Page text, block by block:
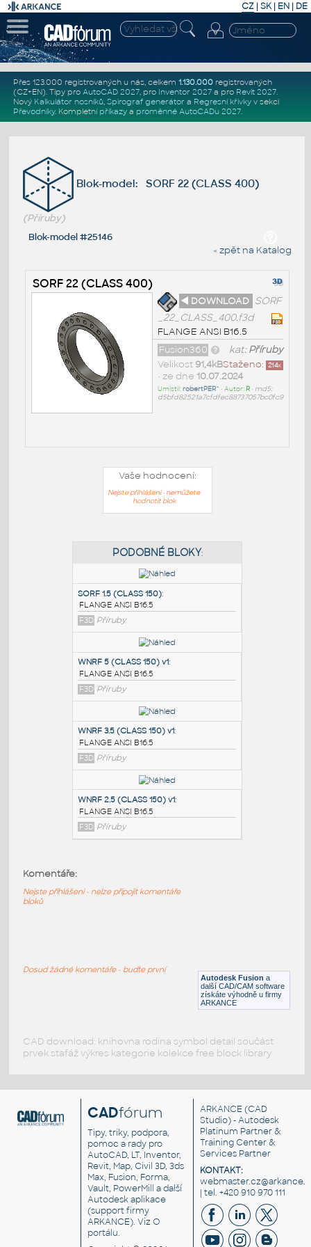
CZ | SK| EN | DE
Přes 123.000 registrovaných u nás, celkem 1.130.000registrovaných
(CZ+EN). Tipy pro AutoCAD 2027, pro Inventor 2027a pro Revit 2027.
Nový Kalkulátor nosníků, Spirograf generátor a Regresní křivkyv sekci
Převodníky. Kompletní příkazya proměnné AutoCADu 2027.
Blok-model: SORF 22 (CLASS 400)
(Příruby)
Blok-model #25146
« zpět na Katalog
SORF 22 (CLASS 400)
◄ DOWNLOAD SORF
_22_CLASS_400.f3d
FLANGE ANSI B16.5
kat:Příruby
Fusion360
Staženo: 214x
Velikost 91,4kB
• ze dne 10.07.2024
Umístil:robertPER^ • Autor: R• md5:
d5bfd82521a7cfdfec88737057bc0fc9
Vaše hodnocení:
Nejste přihlášeni - nemůžete
hodnotit blok
PODOBNÉ BLOKY:
SORF 1.5 (CLASS 150)
FLANGE ANSI B16.5
F3D Příruby
WNRF 5 (CLASS 150) v1
FLANGE ANSI B16.5
F3D Příruby
F3D Příruby
F3D Příruby Autodesk Fusion a
další CAD/CAM software
získáte výhodně u firmy
ARKANCE
Komentáře:
Nejste přihlášeni - nelze připojit komentáře
bloků
Dosud žádné komentáře - buďte první
CAD download: knihovna rodina symbol detail součást
prvek stafáž výkres kategorie kolekce free block library
CADfórum
Tipy, triky, podpora,
pomoc a rady pro
AutoCAD, LT, Inventor,
Revit, Map, Civil 3D, 3ds
Max, Fusion, Forma,
Vault, PowerMill a další
Autodesk aplikace
(support firmy
ARKANCE). VizO
portálu.
ARKANCE (CAD
Studio) - Autodesk
Platinum Partner &
Training Center &
Services Partner
KONTAKT:
| tel. +420 910 970 111